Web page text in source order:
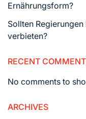
Ernährungsform?
Sollten
verbieten?
RECENT
No comments to
ARCHIVES